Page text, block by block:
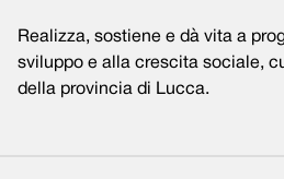
Realizza, sostiene e dà vita a
sviluppo e alla crescita sociale,
della provincia di Lucca.